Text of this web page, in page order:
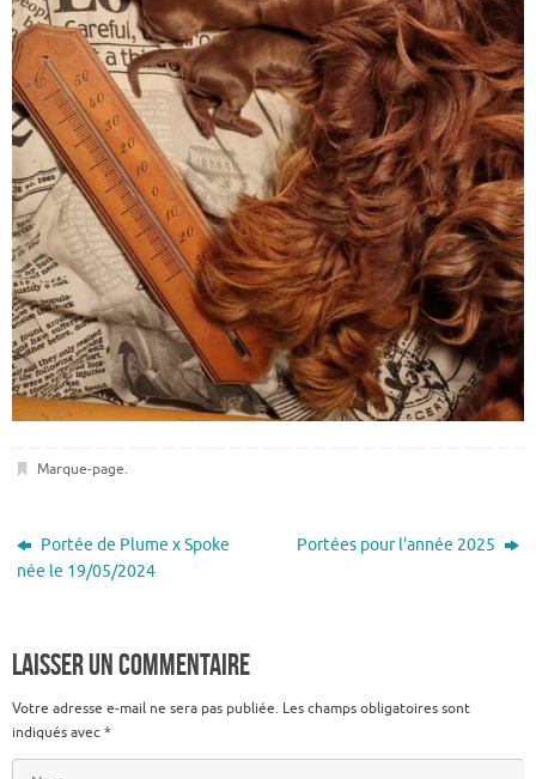
Marque-page.
Portée de Plume x Spoke
née le 19/05/2024
Portées pour l'année 2025
Laisser un commentaire
Votre adresse e-mail ne sera pas publiée. Les champs obligatoires sont
indiqués avec*